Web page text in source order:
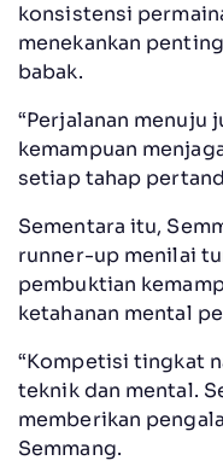
konsistensi
menekankan
babak.
“Perjalanan menuju
kemampuan
setiap tahap
Sementara itu,
runner-up menilai
pembuktian
ketahanan mental
“Kompetisi tingkat
teknik dan mental.
memberikan
Semmang.